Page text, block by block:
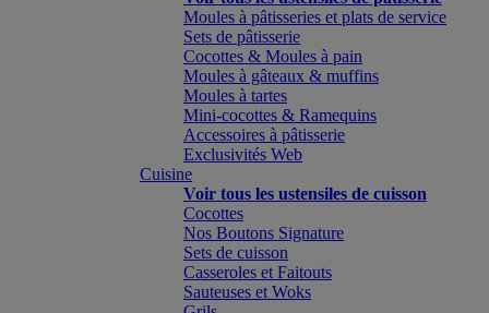
Moules à pâtisseries et plats de service
Sets de pâtisserie
Cocottes & Moules à pain
Moules à gâteaux & muffins
Moules à tartes
Mini-cocottes & Ramequins
Accessoires à pâtisserie
Exclusivités Web
Cuisine
Voir tous les ustensiles de cuisson
Cocottes
Nos Boutons Signature
Sets de cuisson
Casseroles et Faitouts
Sauteuses et Woks